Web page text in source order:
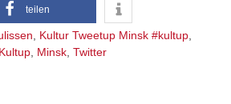
teilen
, Kultur Tweetup Minsk #kultup,
Kultup, Minsk, Twitter